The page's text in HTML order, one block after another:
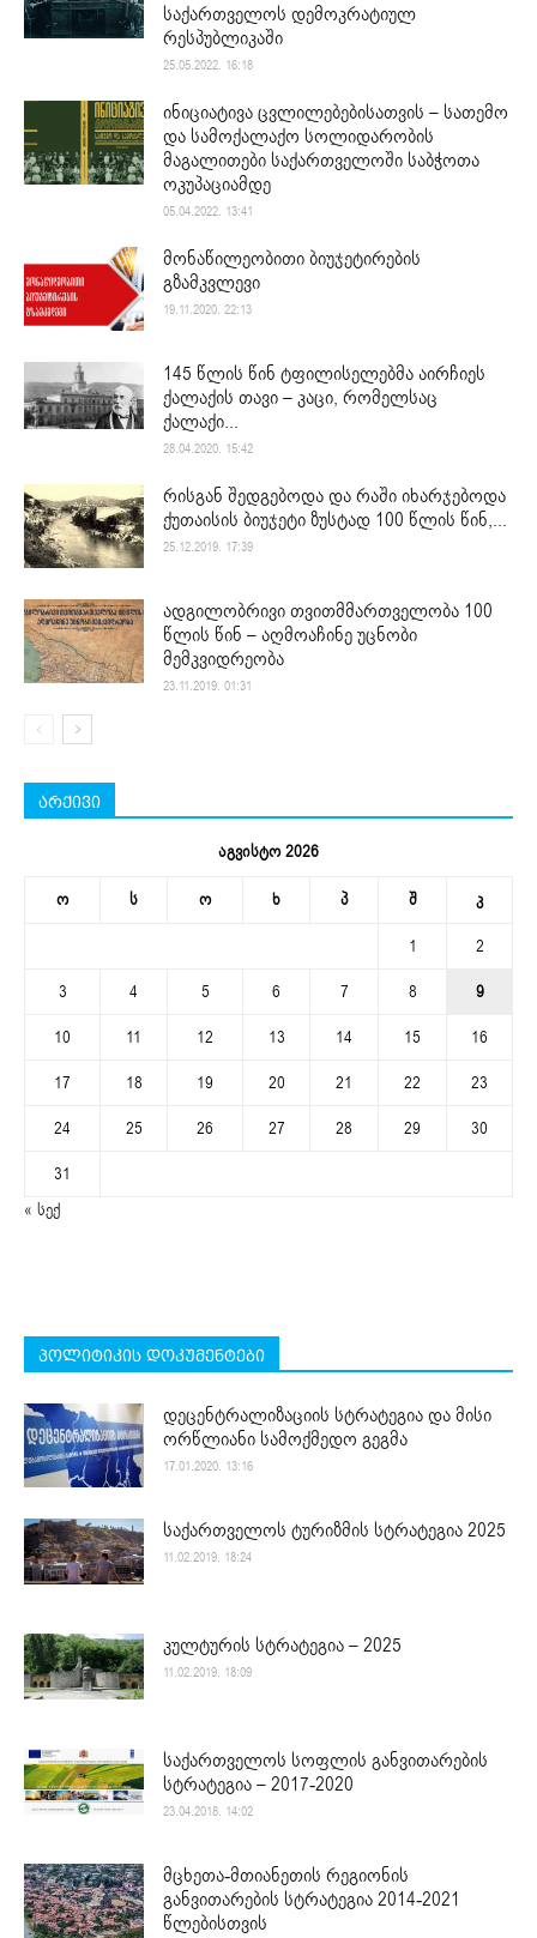
საქართველოს დემოკრატიულ
რესპუბლიკაში
25.05.2022. 16:18
ინიციატივა ცვლილებებისათვის – სათემო
და სამოქალაქო სოლიდარობის
მაგალითები საქართველოში საბჭოთა
ოკუპაციამდე
05.04.2022. 13:41
მონაწილეობითი ბიუჯეტირების
გზამკვლევი
19.11.2020. 22:13
145 წლის წინ ტფილისელებმა აირჩიეს
ქალაქის თავი – კაცი, რომელსაც
ქალაქი...
28.04.2020. 15:42
რისგან შედგებოდა და რაში იხარჯებოდა
ქუთაისის ბიუჯეტი ზუსტად 100 წლის წინ,...
25.12.2019. 17:39
ადგილობრივი თვითმმართველობა 100
წლის წინ – აღმოაჩინე უცნობი
მემკვიდრეობა
23.11.2019. 01:31
არქივი
აგვისტო 2026
ო ს ო ხ პ შ კ
1
2
3
4 5 6 7 8
9
10
11 12 13 14 15
16
17
18 19 20 21 22
23
24
25 26 27 28 29
30
31
« სექ
პოლიტიკის დოკუმენტები
დეცენტრალიზაციის სტრატეგია და მისი
ორწლიანი სამოქმედო გეგმა
17.01.2020. 13:16
საქართველოს ტურიზმის სტრატეგია 2025
11.02.2019. 18:24
კულტურის სტრატეგია – 2025
11.02.2019. 18:09
საქართველოს სოფლის განვითარების
სტრატეგია – 2017-2020
23.04.2018. 14:02
მცხეთა-მთიანეთის რეგიონის
განვითარების სტრატეგია 2014-2021
წლებისთვის